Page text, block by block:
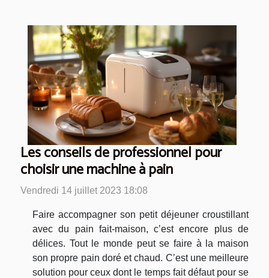
Les conseils de professionnel pour
choisir une machine à pain
Vendredi 14 juillet 2023 18:08
Faire accompagner son petit déjeuner croustillant
avec du pain fait-maison, c’est encore plus de
délices. Tout le monde peut se faire à la maison
son propre pain doré et chaud. C’est une meilleure
solution pour ceux dont le temps fait défaut pour se